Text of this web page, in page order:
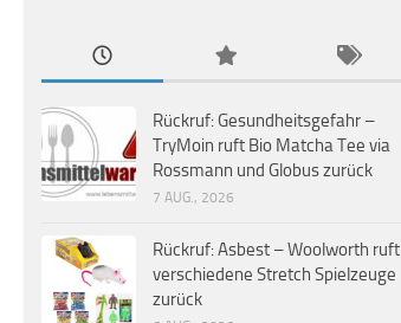
Rückruf: Gesundheitsgefahr –
TryMoin ruft Bio Matcha Tee via
Rossmann und Globus zurück
7 AUG., 2026
Rückruf: Asbest – Woolworth ruft
verschiedene Stretch Spielzeuge
zurück